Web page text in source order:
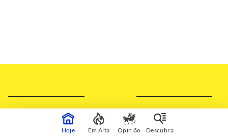
Hoje Em Alta Opinião Descubra